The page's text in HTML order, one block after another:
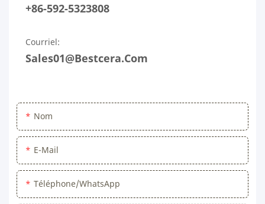
+86-592-5323808
Courriel:
Sales01@bestcera.com
Nom
E-Mail
Téléphone/WhatsApp